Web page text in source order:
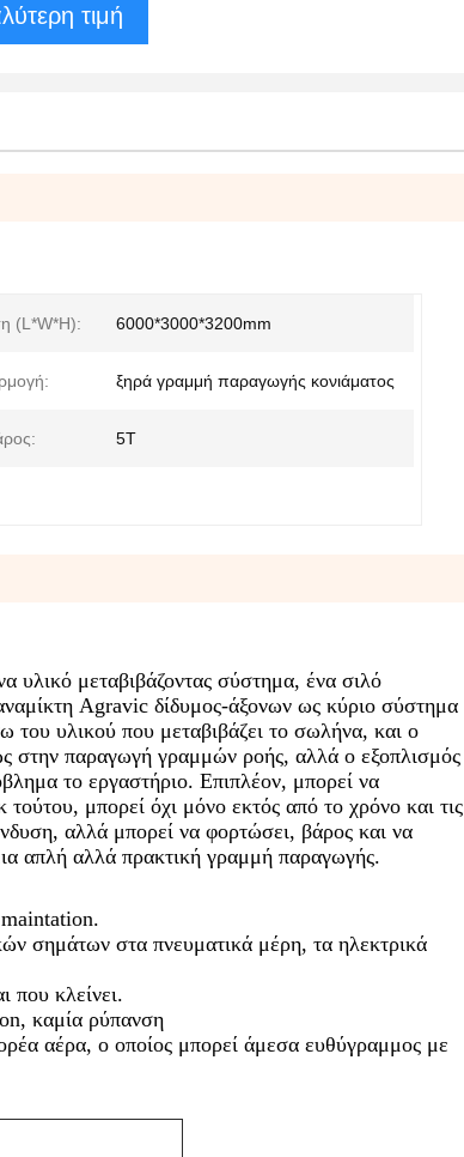
τιμή
(L*W*H): 6000*3000*3200mm
ξηρά γραμμή παραγωγής κονιάματος
5T
υλικό μεταβιβάζοντας σύστημα, ένα σιλό
Agravic δίδυμος-άξονων ως κύριο σύστημα
υλικού που μεταβιβάζει το σωλήνα, και ο
στην παραγωγή γραμμών ροής, αλλά ο εξοπλισμός
το εργαστήριο. Επιπλέον, μπορεί να
μπορεί όχι μόνο εκτός από το χρόνο και τις
αλλά μπορεί να φορτώσει, βάρος και να
απλή αλλά πρακτική γραμμή παραγωγής.
σημάτων στα πνευματικά μέρη, τα ηλεκτρικά
που κλείνει.
καμία ρύπανση
αέρα, ο οποίος μπορεί άμεσα ευθύγραμμος με